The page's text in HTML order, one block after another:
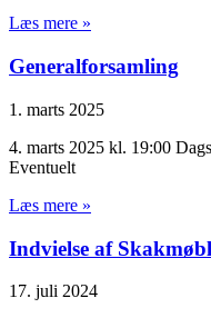
Læs mere »
Generalforsamling
1. marts 2025
4. marts 2025 kl. 19:00
Eventuelt
Læs mere »
Indvielse af
17. juli 2024